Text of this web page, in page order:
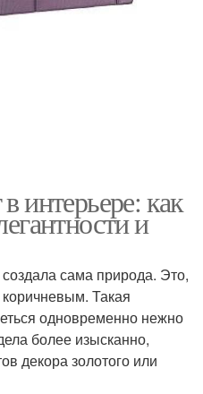
интерьере: как
и
сама природа. Это,
Такая
одновременно нежно
более изысканно,
декора золотого или